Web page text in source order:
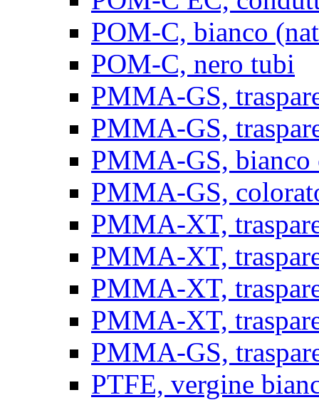
POM-C, bianco
POM-C, nero tubi
PMMA-GS,
PMMA-GS,
PMMA-GS, bianco
PMMA-GS,
PMMA-XT,
PMMA-XT,
PMMA-XT,
PMMA-XT,
PMMA-GS,
PTFE, vergine